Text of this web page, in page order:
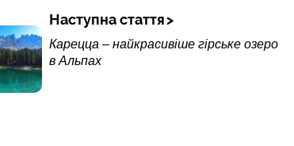
Наступна стаття
Карецца – найкрасивіше гірське озеро
в Альпах